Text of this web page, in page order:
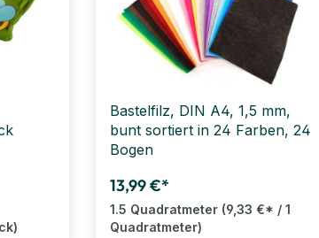
Bastelfilz, DIN A4, 1,5 mm,
bunt sortiert in 24 Farben, 24
Bogen
13,99 €*
1.5 Quadratmeter (9,33 €* / 1
Quadratmeter)